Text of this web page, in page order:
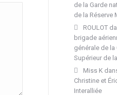
de la Garde
de la Réserve
ROULOT
brigade
générale de la
Supérieur de
Miss K
Christine et
Interalliée